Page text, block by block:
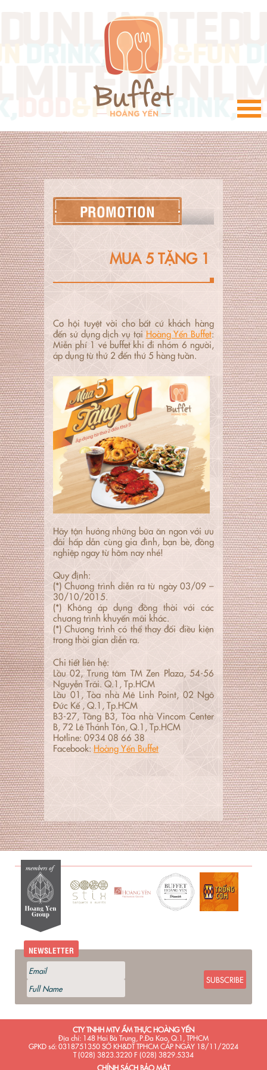
PROMOTION
MUA 5 TẶNG 1
Cơ hội tuyệt vời cho bất cứ khách hàng
đến sử dụng dịch vụ tại Hoàng Yến Buffet:
Miễn phí 1 vé buffet khi đi nhóm 6 người,
áp dụng từ thứ 2 đến thứ 5 hàng tuần.
Hãy tận hưởng những bữa ăn ngon với ưu
đãi hấp dẫn cùng gia đình, bạn bè, đồng
nghiệp ngay từ hôm nay nhé!
Quy định:
(*) Chương trình diễn ra từ ngày 03/09 –
30/10/2015.
(*) Không áp dụng đồng thời với các
chương trình khuyến mãi khác.
(*) Chương trình có thể thay đổi điều kiện
trong thời gian diễn ra.
Chi tiết liên hệ:
Lầu 02, Trung tâm TM Zen Plaza, 54-56
Nguyễn Trãi. Q.1, Tp.HCM
Lầu 01, Tòa nhà Mê Linh Point, 02 Ngô
Đức Kế , Q.1, Tp.HCM
B3-27, Tầng B3, Tòa nhà Vincom Center
B, 72 Lê Thánh Tôn, Q.1, Tp.HCM
Hotline: 0934 08 66 38
Facebook: Hoàng Yến Buffet
NEWSLETTER
SUBSCRIBE
CTY TNHH MTV ẨM THỰC HOÀNG YẾN
Địa chỉ: 148 Hai Bà Trưng, P.Đa Kao, Q.1, TPHCM
GPKD số: 0318751350 SỞ KH&DT TPHCM CẤP NGÀY 18/11/2024
T (028) 3823.3220 F (028) 3829.5334
CHÍNH SÁCH BẢO MẬT